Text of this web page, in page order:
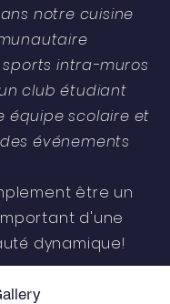
notre cuisine
sports intra-muros
club étudiant
équipe scolaire et
événements
être un
d'une
dynamique!